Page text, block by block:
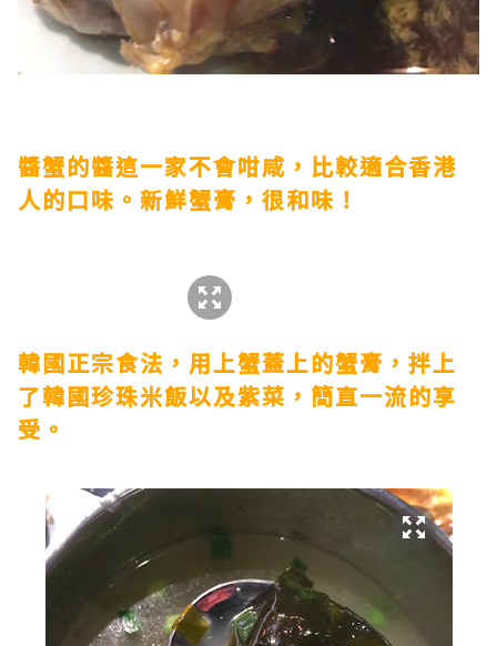
醬蟹的醬這一家不會咁咸，比較適合香港
人的口味。新鮮蟹膏，很和味！
韓國正宗食法，用上蟹蓋上的蟹膏，拌上
了韓國珍珠米飯以及紫菜，簡直一流的享
受。